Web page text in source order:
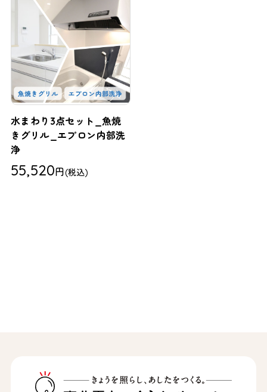
水まわり3点セット_魚焼
きグリル_エプロン内部洗
浄
55,520円(税込)